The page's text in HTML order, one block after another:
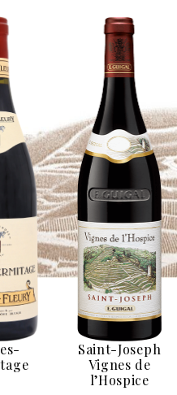
Saint-Joseph
Vignes de
l’Hospice